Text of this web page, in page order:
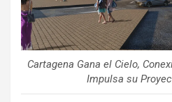
Cartagena Gana el Cielo,
Impulsa su